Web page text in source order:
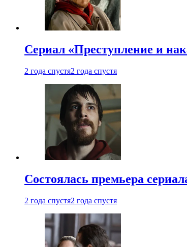
Сериал «Преступление и
2 года спустя2 года спустя
Состоялась премьера
2 года спустя2 года спустя